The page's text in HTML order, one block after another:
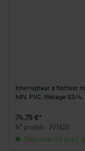
Interrupteur à flotteur
48V, PVC, filetage G3/4,
74,79 €*
N° produit : 207A20
Disponible (25 pcs.),